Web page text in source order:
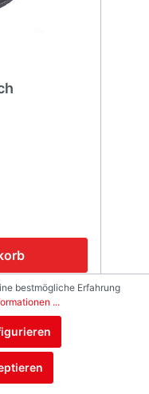
bestmögliche Erfahrung
...